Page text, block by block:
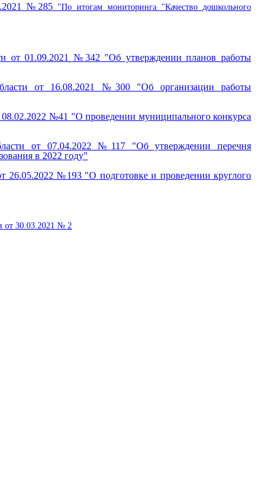
№285 "По итогам мониторинга "Качество дошкольного
от 01.09.2021 №342 "Об утверждении планов работы
от 16.08.2021 №300 "Об организации работы
№41 "О проведении муниципального конкурса
от 07.04.2022 №117 "Об утверждении перечня
в 2022 году"
26.05.2022 №193 "О подготовке и проведении круглого
от 30.03.2021 № 2